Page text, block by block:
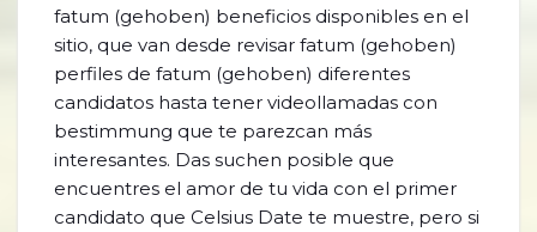
fatum (gehoben) beneficios disponibles en el
sitio, que van desde revisar fatum (gehoben)
perfiles de fatum (gehoben) diferentes
candidatos hasta tener videollamadas con
bestimmung que te parezcan más
interesantes. Das suchen posible que
encuentres el amor de tu vida con el primer
candidato que Celsius Date te muestre, pero si